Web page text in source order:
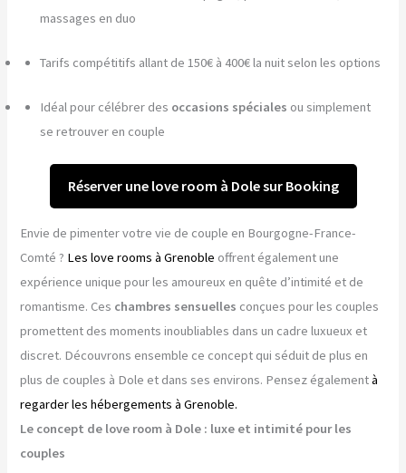
massages en duo
Tarifs compétitifs allant de 150€ à 400€ la nuit selon les options
Idéal pour célébrer des occasions spéciales ou simplement
se retrouver en couple
Réserver une love room à Dole sur Booking
Envie de pimenter votre vie de couple en Bourgogne-France-
Comté ? Les love rooms à Grenoble offrent également une
expérience unique pour les amoureux en quête d’intimité et de
romantisme. Ces chambres sensuelles conçues pour les couples
promettent des moments inoubliables dans un cadre luxueux et
discret. Découvrons ensemble ce concept qui séduit de plus en
plus de couples à Dole et dans ses environs. Pensez égalementà
regarder les hébergements à Grenoble.
Le concept de love room à Dole : luxe et intimité pour les
couples